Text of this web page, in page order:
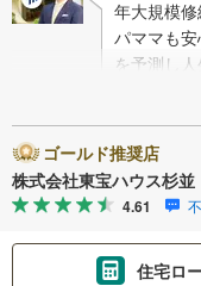
年大規模
パママも
を予測し
ご提案。
ゴールド推奨店
株式会社東宝ハウス杉並
4.61
住宅ロ